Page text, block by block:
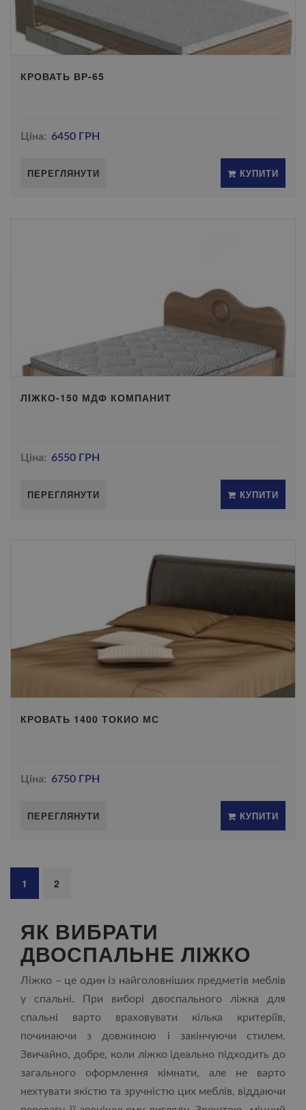
КРОВАТЬ ВР-65
Ціна: 6450 ГРН
ПЕРЕГЛЯНУТИ КУПИТИ
ЛIЖКО-150 МДФ КОМПАНИТ
Ціна: 6550 ГРН
ПЕРЕГЛЯНУТИ КУПИТИ
КРОВАТЬ 1400 ТОКИО МС
Ціна: 6750 ГРН
ПЕРЕГЛЯНУТИ КУПИТИ
1 2
ЯК ВИБРАТИ
ДВОСПАЛЬНЕ ЛІЖКО
Ліжко – це один із найголовніших предметів меблів
у спальні. При виборі двоспального ліжка для
спальні варто враховувати кілька критеріїв,
починаючи з довжиною і закінчуючи стилем.
Звичайно, добре, коли ліжко ідеально підходить до
загального оформлення кімнати, але не варто
нехтувати якістю та зручністю цих меблів, віддаючи